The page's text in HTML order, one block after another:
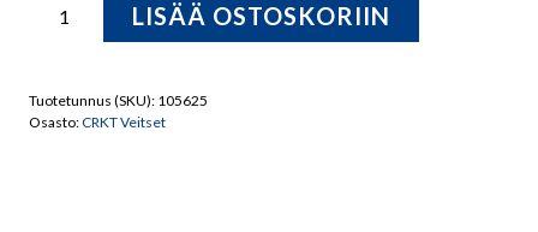
2025
Veitsi
LISÄÄ OSTOSKORIIN
Tuotetunnus (SKU): 105625
Osasto:CRKT Veitset